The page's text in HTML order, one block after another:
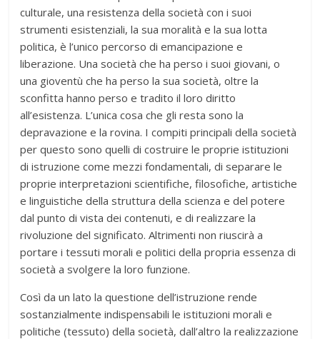
culturale, una resistenza della società con i suoi
strumenti esistenziali, la sua moralità e la sua lotta
politica, è l’unico percorso di emancipazione e
liberazione. Una società che ha perso i suoi giovani, o
una gioventù che ha perso la sua società, oltre la
sconfitta hanno perso e tradito il loro diritto
all’esistenza. L’unica cosa che gli resta sono la
depravazione e la rovina. I compiti principali della società
per questo sono quelli di costruire le proprie istituzioni
di istruzione come mezzi fondamentali, di separare le
proprie interpretazioni scientifiche, filosofiche, artistiche
e linguistiche della struttura della scienza e del potere
dal punto di vista dei contenuti, e di realizzare la
rivoluzione del significato. Altrimenti non riuscirà a
portare i tessuti morali e politici della propria essenza di
società a svolgere la loro funzione.
Così da un lato la questione dell’istruzione rende
sostanzialmente indispensabili le istituzioni morali e
politiche (tessuto) della società, dall’altro la realizzazione